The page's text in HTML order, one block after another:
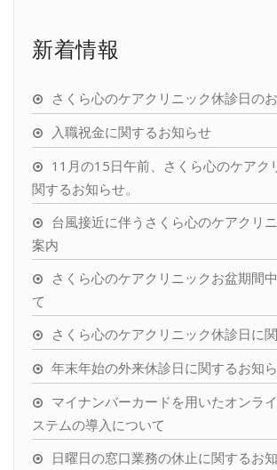
新着情報
さくら心のケアクリニック休診日のお
入職祝金に関するお知らせ
11月の15日午前、さくら心のケアク
関するお知らせ。
台風接近に伴うさくら心のケアクリ
案内
さくら心のケアクリニックお盆期間
て
さくら心のケアクリニック休診日に
年末年始の外来休診日に関するお知ら
マイナンバーカードを用いたオンラ
ステムの導入について
日曜日の窓口業務の休止に関するお